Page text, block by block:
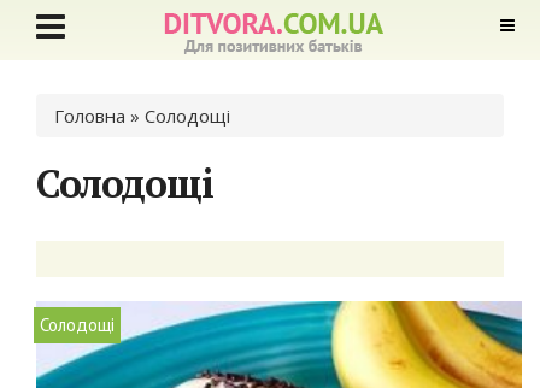
Ви є тут
Головна » Солодощі
Солодощі
Солодощі